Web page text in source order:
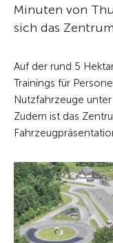
Minuten von
sich das
Auf der rund 5
Trainings für
Nutzfahrzeuge
Zudem ist das